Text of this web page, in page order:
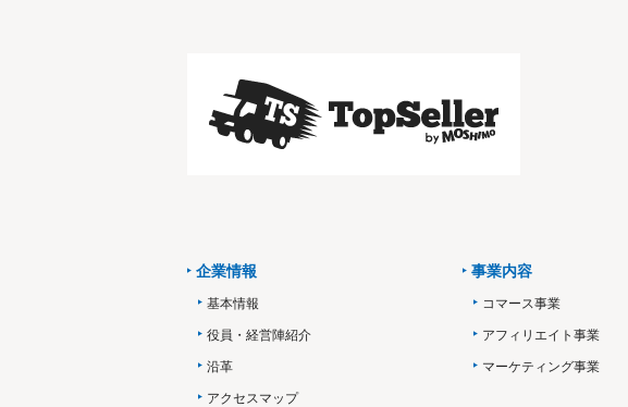
企業情報
基本情報
役員・経営陣紹介
沿革
アクセスマップ
事業内容
コマース事業
アフィリエイト事業
マーケティング事業